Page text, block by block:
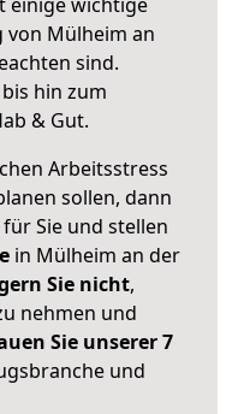
von Mülheim an
sind.
hin zum
& Gut.
Arbeitsstress
sollen, dann
Sie und stellen
in Mülheim an der
Sie nicht,
nehmen und
Sie unserer 7
und